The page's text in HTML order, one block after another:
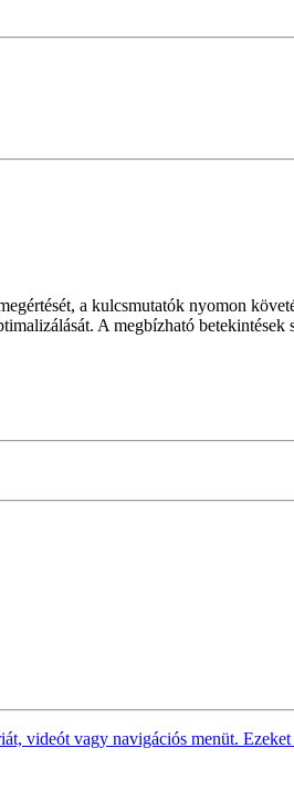
a kulcsmutatók nyomon
A megbízható
videót vagy navigációs menüt.